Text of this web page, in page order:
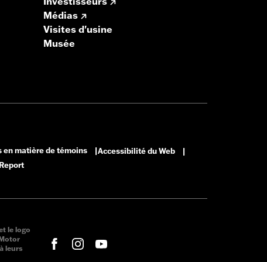
Médias
Visites d'usine
Musée
en matière de témoins Accessibilité du Web
le logo
leurs